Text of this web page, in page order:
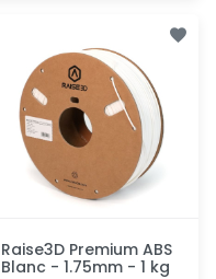
Raise3D Premium ABS
Blanc - 1.75mm - 1 kg